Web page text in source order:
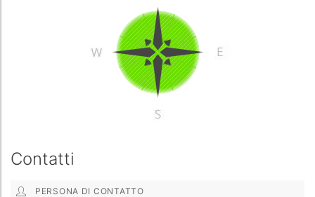
Contatti
PERSONA DI CONTATTO